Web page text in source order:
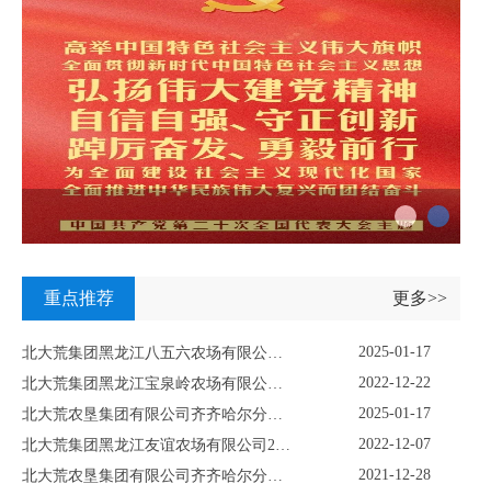
重点推荐 更多>>
2025-01-17
2022-12-22
2025-01-17
2022-12-07
2021-12-28